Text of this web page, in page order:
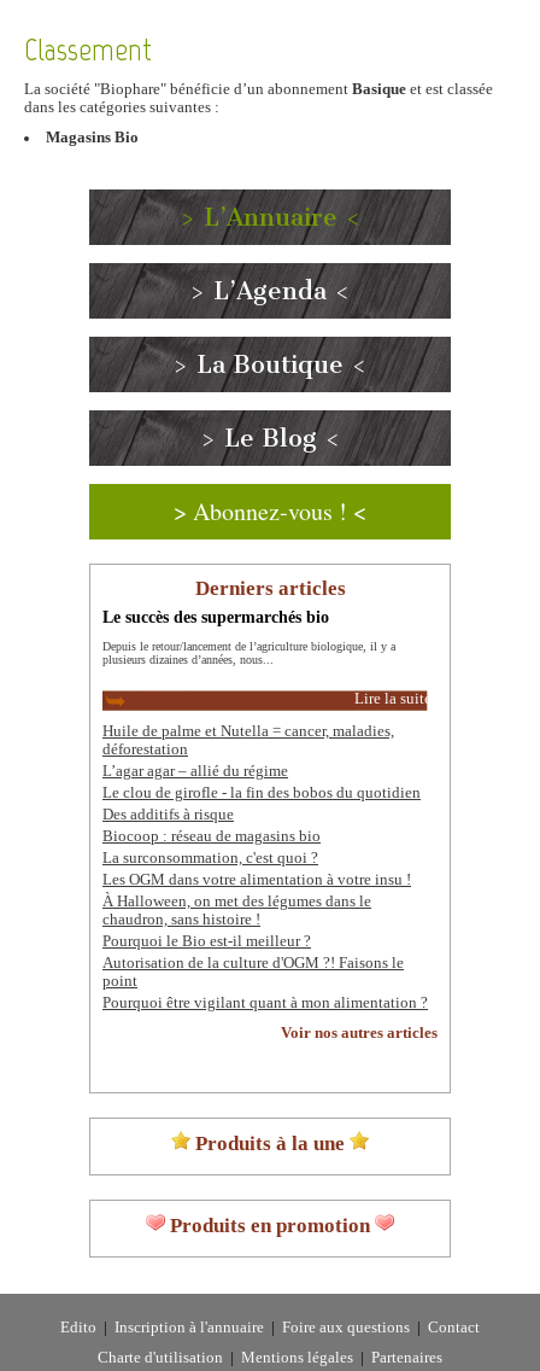
Classement
La société "Biophare" bénéficie d’un abonnement Basique et est classée
dans les catégories suivantes :
Magasins Bio
> L’Annuaire <
> L’Agenda <
> La Boutique <
> Le Blog <
> Abonnez-vous ! <
Derniers articles
Le succès des supermarchés bio
Depuis le retour/lancement de l’agriculture biologique, il y a
plusieurs dizaines d’années, nous...
Lire la suite
Huile de palme et Nutella = cancer, maladies,
déforestation
L’agar agar – allié du régime
Le clou de girofle - la fin des bobos du quotidien
Des additifs à risque
Biocoop : réseau de magasins bio
La surconsommation, c'est quoi ?
Les OGM dans votre alimentation à votre insu !
À Halloween, on met des légumes dans le
chaudron, sans histoire !
Pourquoi le Bio est-il meilleur ?
Autorisation de la culture d'OGM ?! Faisons le
point
Pourquoi être vigilant quant à mon alimentation ?
Voir nos autres articles
Produits à la une
Produits en promotion
Edito Inscription à l'annuaire Foire aux questions
Contact
Charte d'utilisation
Mentions légales Partenaires